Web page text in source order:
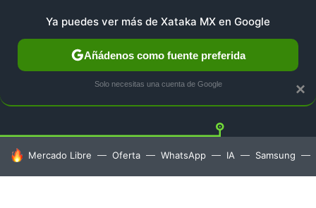
HOY SE HABLA DE
Mercado Libre Oferta WhatsApp IA Samsung
×
Ya puedes ver más de Xataka MX en Google
Añádenos como fuente preferida
Solo necesitas una cuenta de Google